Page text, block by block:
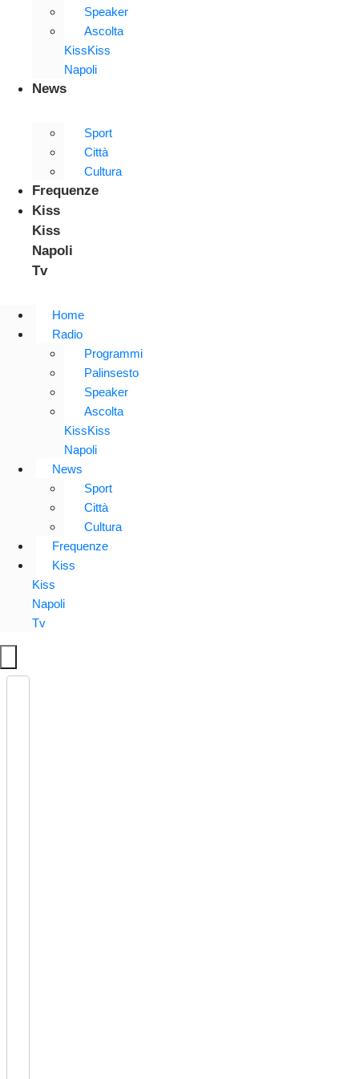
Speaker
Ascolta
KissKiss
Napoli
News
Sport
Città
Cultura
Frequenze
Kiss
Kiss
Napoli
Tv
Home
Radio
Programmi
Palinsesto
Speaker
Ascolta
KissKiss
Napoli
News
Sport
Città
Cultura
Frequenze
Kiss
Kiss
Napoli
Tv